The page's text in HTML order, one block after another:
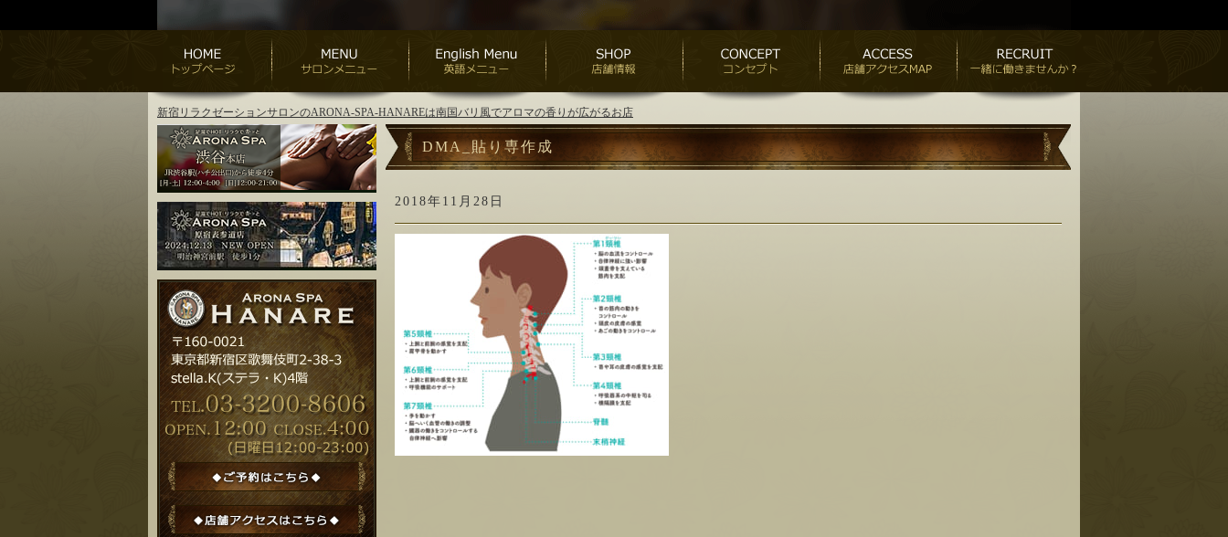
新宿リラクゼーションサロンのARONA-SPA-HANAREは南国バリ風でアロマの香りが広がるお店
DMA_貼り専作成
2018年11月28日